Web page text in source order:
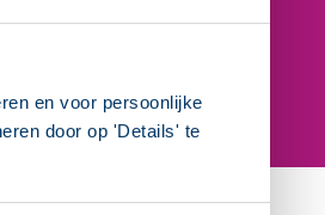
en voor persoonlijke
door op 'Details' te